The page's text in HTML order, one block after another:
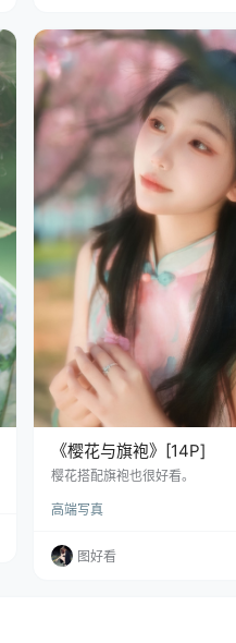
《樱花与旗袍》[14P]
樱花搭配旗袍也很好看。
高端写真
图好看